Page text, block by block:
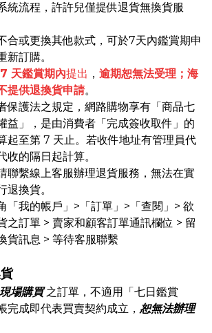
統流程，許許兒僅提供退貨無換貨服
合或更換其他款式，可於7天內鑑賞期申
新訂購。
7 天鑑賞期內提出 ， 逾期恕無法受理；海
提供退換貨申請。
保護法之規定，網路購物享有「商品七
益」，是由消費者「完成簽收取件」的
起至第 7 天止。若收件地址有管理員代
收的隔日起計算。
聯繫線上客服辦理退貨服務，無法在實
退換貨。
「我的帳戶」>「訂單」>「查閱」> 欲
之訂單 > 賣家和顧客訂單通訊欄位 > 留
貨訊息 > 等待客服聯繫
現場購買之訂單，不適用「七日鑑賞
完成即代表買賣契約成立， 恕無法辦理